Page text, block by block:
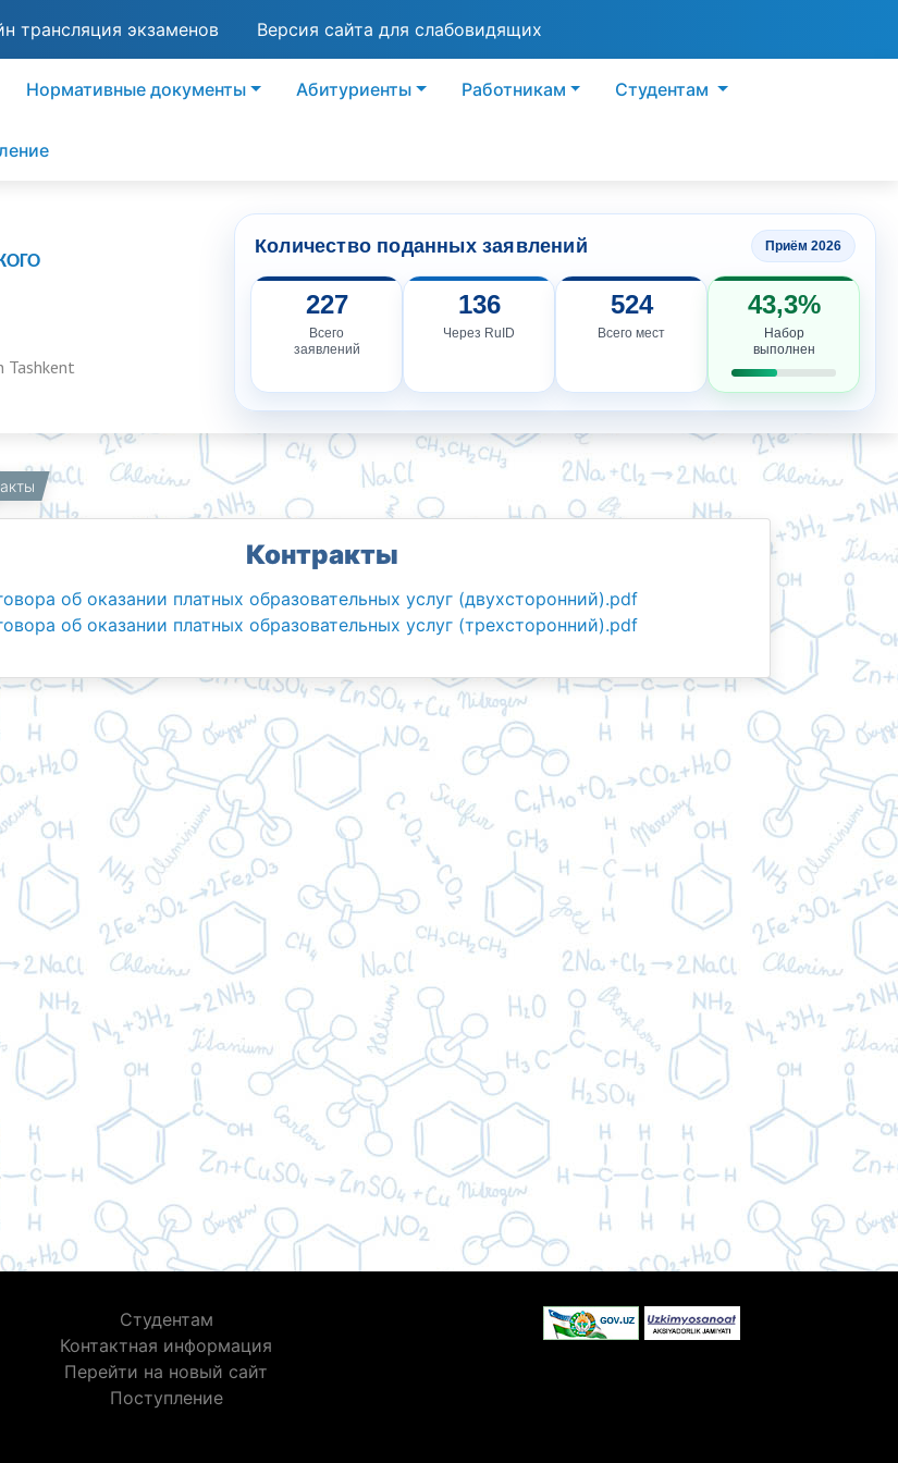
трансляция экзаменов Версия сайта для слабовидящих
Нормативные документы Абитуриенты Работникам Студентам
Tashkent
Количество поданных заявлений Приём 2026
227
Всего
заявлений
136
Через RuID
524
Всего мест
43,3%
Набор
выполнен
Контракты
об оказании платных образовательных услуг (двухсторонний).pdf
об оказании платных образовательных услуг (трехсторонний).pdf
Студентам
Контактная информация
Перейти на новый сайт
Поступление